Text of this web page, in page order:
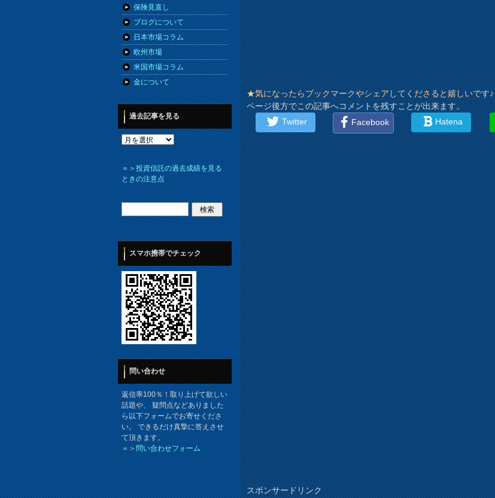
★気になったらブックマークやシェアしてくださると嬉しいです♪
ページ後方でこの記事へコメントを残すことが出来ます。
Twitter
Facebook Hatena
スポンサードリンク
保険見直し
ブログについて
日本市場コラム
欧州市場
米国市場コラム
金について
過去記事を見る
＝＞投資信託の過去成績を見る
ときの注意点
スマホ携帯でチェック
問い合わせ
返信率100％！取り上げて欲しい
話題や、 疑問点などありました
ら以下フォームでお寄せくださ
い。 できるだけ真摯に答えさせ
て頂きます。
＝＞問い合わせフォーム